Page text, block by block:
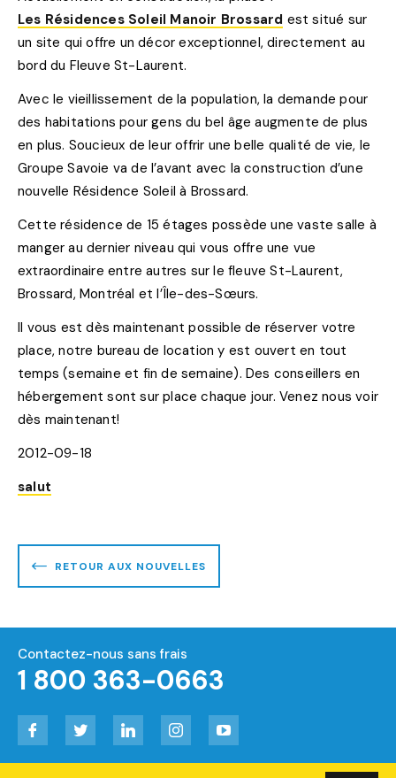
Les Résidences Soleil Manoir Brossard est situé sur
un site qui offre un décor exceptionnel, directement au
bord du Fleuve St-Laurent.
Avec le vieillissement de la population, la demande pour
des habitations pour gens du bel âge augmente de plus
en plus. Soucieux de leur offrir une belle qualité de vie, le
Groupe Savoie va de l’avant avec la construction d’une
nouvelle Résidence Soleil à Brossard.
Cette résidence de 15 étages possède une vaste salle à
manger au dernier niveau qui vous offre une vue
extraordinaire entre autres sur le fleuve St-Laurent,
Brossard, Montréal et l’Île-des-Sœurs.
Il vous est dès maintenant possible de réserver votre
place, notre bureau de location y est ouvert en tout
temps (semaine et fin de semaine). Des conseillers en
hébergement sont sur place chaque jour. Venez nous voir
dès maintenant!
2012-09-18
salut
RETOUR AUX NOUVELLES
Contactez-nous sans frais
1 800 363-0663
Facebook Twitter LinkedIn Instagram